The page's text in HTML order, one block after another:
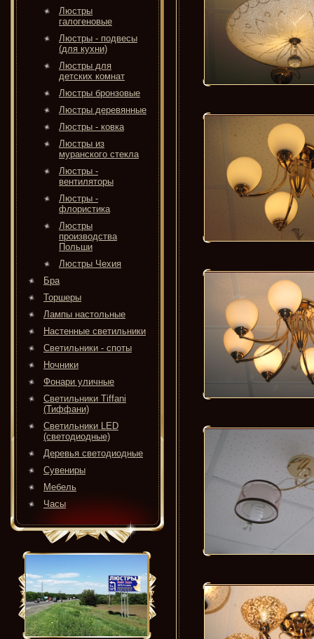
Люстры
галогеновые
Люстры - подвесы
(для кухни)
Люстры для
детских комнат
Люстры бронзовые
Люстры деревянные
Люстры - ковка
Люстры из
муранского стекла
Люстры -
вентиляторы
Люстры -
флористика
Люстры
производства
Польши
Люстры Чехия
Бра
Торшеры
Лампы настольные
Настенные светильники
Светильники - споты
Ночники
Фонари уличные
Светильники Tiffani
(Тиффани)
Светильники LED
(светодиодные)
Деревья светодиодные
Сувениры
Мебель
Часы